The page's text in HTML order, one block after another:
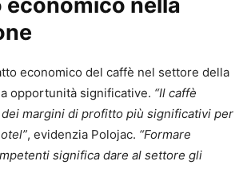
economico del caffè nel settore della
opportunità significative. “Il caffè
margini di profitto più significativi per
, evidenzia Polojac. “Formare
significa dare al settore gli